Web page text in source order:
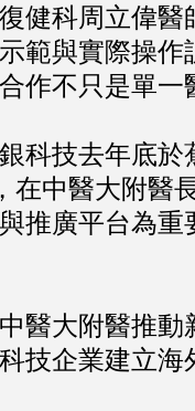
科周立偉醫
範與實際操
作不只是單
技去年底於
在中醫大附醫
推廣平台為
大附醫推動
技企業建立